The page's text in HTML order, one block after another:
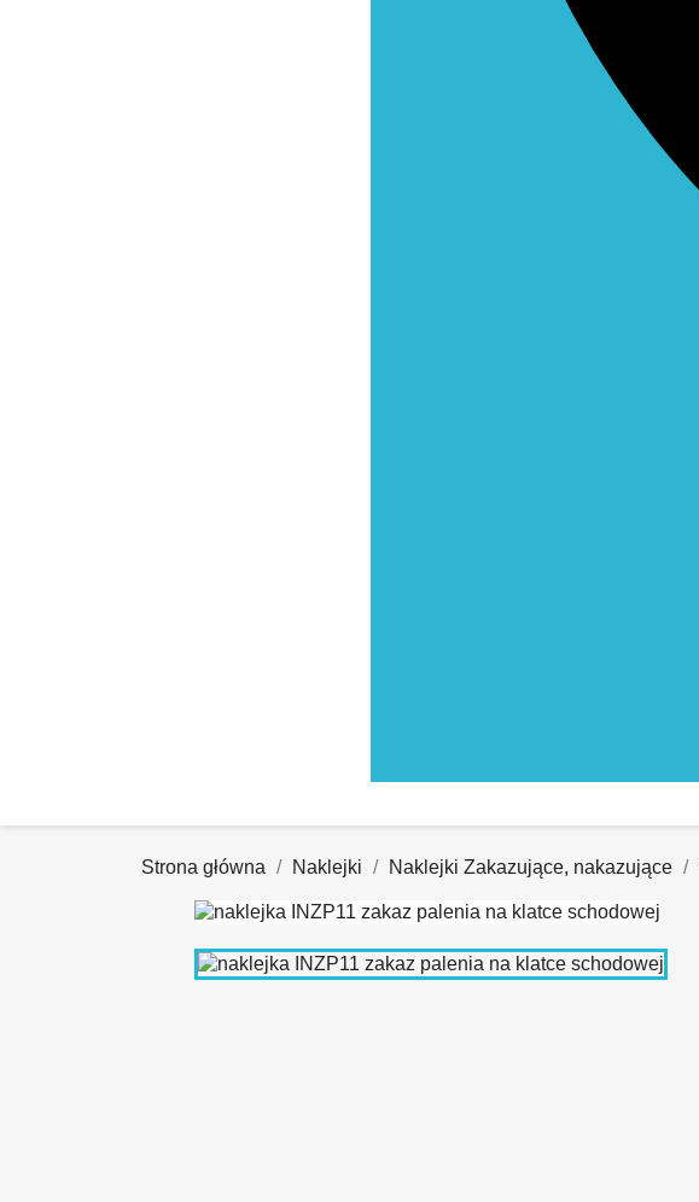
Strona główna Naklejki Naklejki Zakazujące, nakazujące